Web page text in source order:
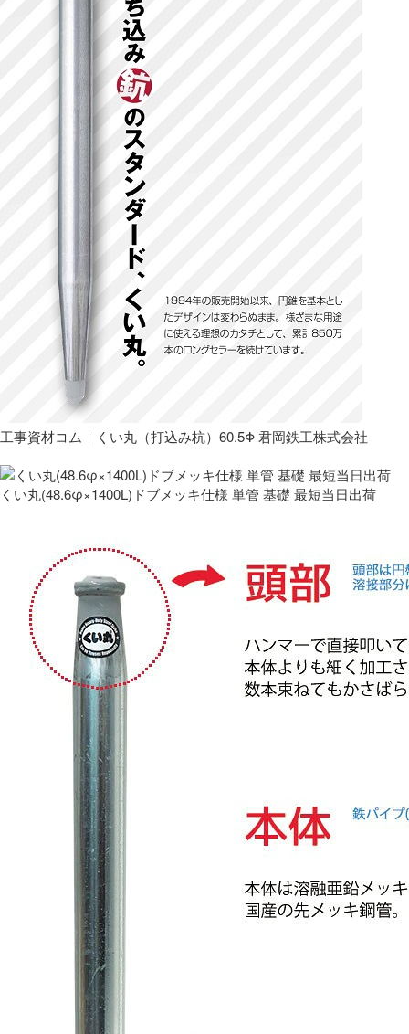
工事資材コム｜くい丸（打込み杭）60.5Φ 君岡鉄工株式会社
くい丸(48.6φ×1400L)ドブメッキ仕様 単管 基礎 最短当日出荷